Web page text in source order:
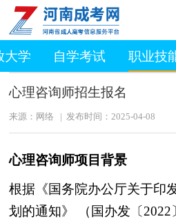
大学 自学考试 职业技
心理咨询师招生报名
来源：网络 | 发布时间：2025-04-08
心理咨询师项目背景
根据《国务院办公厅关于印
划的通知》
（国办发〔